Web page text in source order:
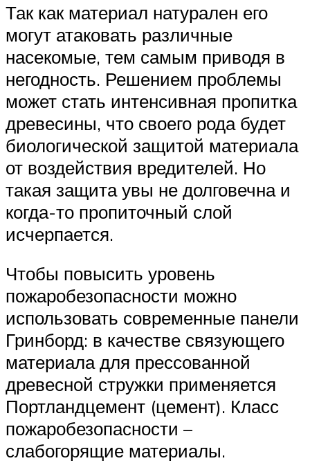
Так как материал натурален его
могут атаковать различные
насекомые, тем самым приводя в
негодность. Решением проблемы
может стать интенсивная пропитка
древесины, что своего рода будет
биологической защитой материала
от воздействия вредителей. Но
такая защита увы не долговечна и
когда-то пропиточный слой
исчерпается.
Чтобы повысить уровень
пожаробезопасности можно
использовать современные панели
Гринборд: в качестве связующего
материала для прессованной
древесной стружки применяется
Портландцемент (цемент). Класс
пожаробезопасности –
слабогорящие материалы.